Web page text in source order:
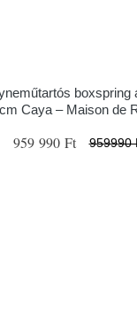
boxspring
cm Caya – Maison de
959 990 Ft 959990